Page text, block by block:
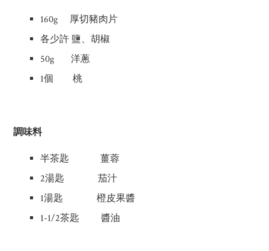
160g 厚切豬肉片
各少許 鹽、胡椒
50g 洋蔥
1個 桃
調味料
半茶匙 薑蓉
2湯匙 茄汁
1湯匙 橙皮果醬
1-1/2茶匙 醬油